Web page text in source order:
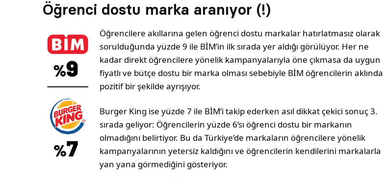
Öğrenci dostu marka aranıyor (!)
Öğrencilere akıllarına gelen öğrenci dostu markalar hatırlatmasız olarak
sorulduğunda yüzde 9 ile BİM’in ilk sırada yer aldığı görülüyor. Her ne
kadar direkt öğrencilere yönelik kampanyalarıyla öne çıkmasa da uygun
fiyatlı ve bütçe dostu bir marka olması sebebiyle BİM öğrencilerin aklında
pozitif bir şekilde ayrışıyor.
Burger King ise yüzde 7 ile BİM’i takip ederken asıl dikkat çekici sonuç 3.
sırada geliyor: Öğrencilerin yüzde 6’sı öğrenci dostu bir markanın
olmadığını belirtiyor. Bu da Türkiye’de markaların öğrencilere yönelik
kampanyalarının yetersiz kaldığını ve öğrencilerin kendilerini markalarla
yan yana görmediğini gösteriyor.